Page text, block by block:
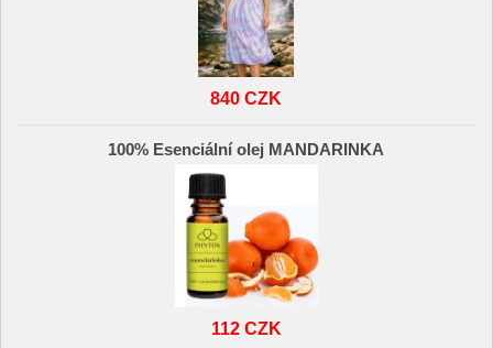
840 CZK
100% Esenciální olej MANDARINKA
112 CZK